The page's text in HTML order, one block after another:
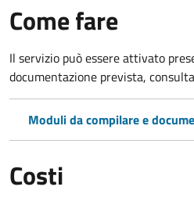
Come fare
Il servizio può essere attivato
documentazione prevista,
Moduli da compilare e
Costi